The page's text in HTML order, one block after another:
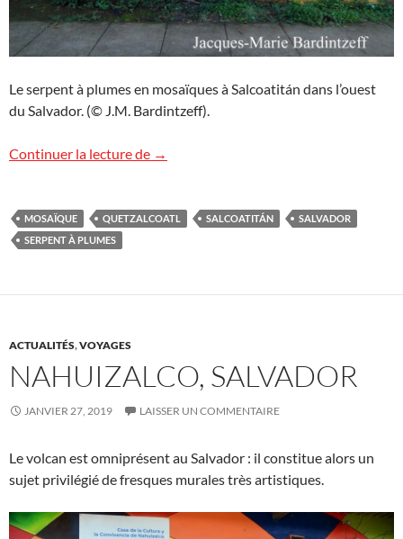
Le serpent à plumes en mosaïques à Salcoatitán dans l’ouest
du Salvador. (© J.M. Bardintzeff).
Continuer la lecture de Le serpent à plumes
→
MOSAÏQUE QUETZALCOATL SALCOATITÁN
SALVADOR
SERPENT À PLUMES
ACTUALITÉS,VOYAGES
NAHUIZALCO, SALVADOR
JANVIER 27, 2019 LAISSER UN COMMENTAIRE
Le volcan est omniprésent au Salvador : il constitue alors un
sujet privilégié de fresques murales très artistiques.